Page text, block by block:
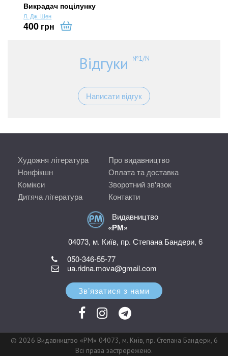
Викрадач поцілунку
Л. Дж. Шен
400 грн
Відгуки №1/N
Написати відгук
Художня література
Нонфікшн
Комікси
Дитяча література
Про видавництво
Оплата та доставка
Зворотний зв'язок
Контакти
Видавництво
«РМ»
04073, м. Київ, пр. Степана Бандери, 6
050-346-55-77
ua.ridna.mova@gmail.com
Зв’язатися з нами
© 2026 Видавництво «РМ» 04073, м. Київ, пр. Степана Бандери, 6
Всі права застрережено.